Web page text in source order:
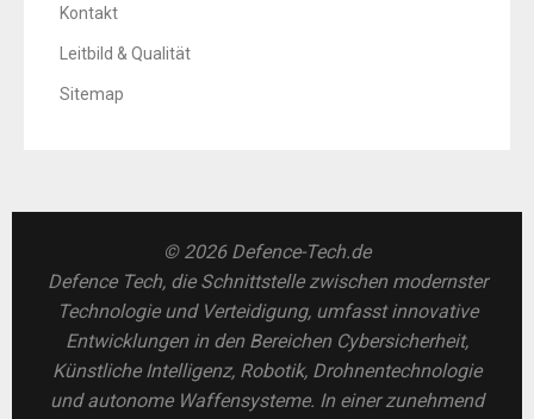
Kontakt
Leitbild & Qualität
Sitemap
© 2026 Defence-Tech.de
Defence Tech, die Schnittstelle zwischen modernster
Technologie und Verteidigung, umfasst innovative
Entwicklungen in den Bereichen Cybersicherheit,
Künstliche Intelligenz, Robotik, Drohnentechnologie
und autonome Waffensysteme. In einer zunehmend